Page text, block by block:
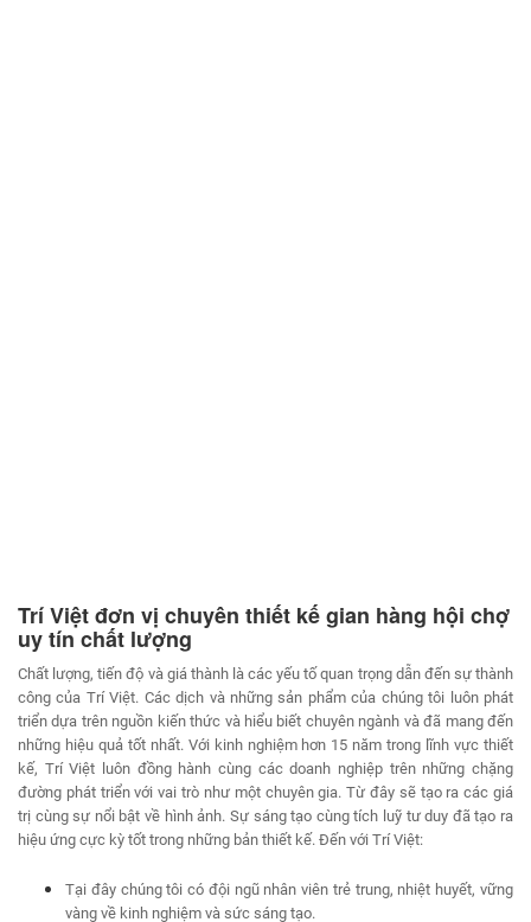
Trí Việt đơn vị chuyên thiết kế gian hàng hội chợ
uy tín chất lượng
Chất lượng, tiến độ và giá thành là các yếu tố quan trọng dẫn đến sự thành
công của Trí Việt. Các dịch và những sản phẩm của chúng tôi luôn phát
triển dựa trên nguồn kiến thức và hiểu biết chuyên ngành và đã mang đến
những hiệu quả tốt nhất. Với kinh nghiệm hơn 15 năm trong lĩnh vực thiết
kế, Trí Việt luôn đồng hành cùng các doanh nghiệp trên những chặng
đường phát triển với vai trò như một chuyên gia. Từ đây sẽ tạo ra các giá
trị cùng sự nổi bật về hình ảnh. Sự sáng tạo cùng tích luỹ tư duy đã tạo ra
hiệu ứng cực kỳ tốt trong những bản thiết kế. Đến với Trí Việt:
Tại đây chúng tôi có đội ngũ nhân viên trẻ trung, nhiệt huyết, vững
vàng về kinh nghiệm và sức sáng tạo.